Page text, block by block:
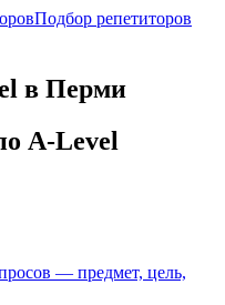
Подбор репетиторов
в Перми
A-Level
— предмет, цель,